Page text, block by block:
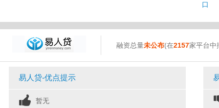
口
融资总量未公布(在2157家平台中
易人贷-优点提示
暂无